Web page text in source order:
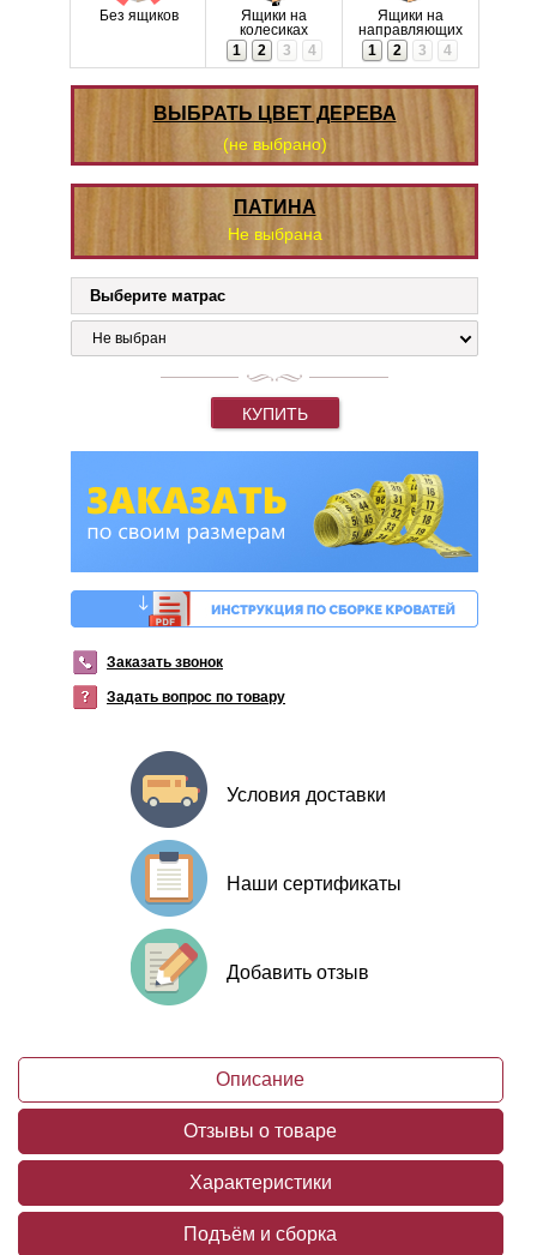
Без ящиков
Ящики на
колесиках
1
2 3 4
Ящики на
направляющих
1
2 3 4
ВЫБРАТЬ ЦВЕТ ДЕРЕВА
(не выбрано)
ПАТИНА
Не выбрана
Выберите матрас
Не выбран
КУПИТЬ
Заказать звонок
Задать вопрос по товару
Условия доставки
Наши сертификаты
Добавить отзыв
Описание
Отзывы о товаре
Характеристики
Подъём и сборка